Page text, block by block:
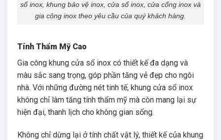
sổ inox, khung bảo vệ inox, cửa sổ inox, cửa cổng inox và
gia công inox theo yêu cầu của quý khách hàng.
Tính Thẩm Mỹ Cao
Gia công khung cửa sổ inox có thiết kế đa dạng và
màu sắc sang trọng, góp phần tăng vẻ đẹp cho ngôi
nhà. Với những đường nét tinh tế, khung cửa sổ inox
không chỉ làm tăng tính thẩm mỹ mà còn mang lại sự
hiện đại, thanh lịch cho không gian sống.
Không chỉ dừng lại ở tính chất vật lý, thiết kế của khung